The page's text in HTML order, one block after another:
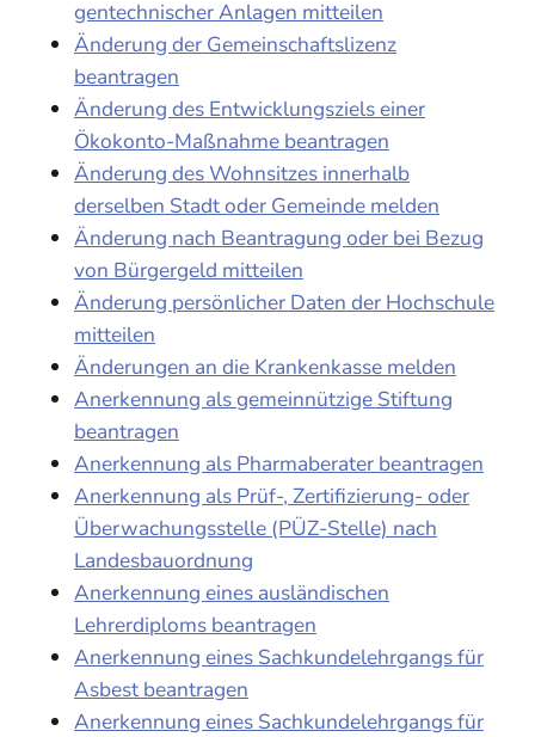
gentechnischer Anlagen mitteilen
Änderung der Gemeinschaftslizenz
beantragen
Änderung des Entwicklungsziels einer
Ökokonto-Maßnahme beantragen
Änderung des Wohnsitzes innerhalb
derselben Stadt oder Gemeinde melden
Änderung nach Beantragung oder bei Bezug
von Bürgergeld mitteilen
Änderung persönlicher Daten der Hochschule
mitteilen
Änderungen an die Krankenkasse melden
Anerkennung als gemeinnützige Stiftung
beantragen
Anerkennung als Pharmaberater beantragen
Anerkennung als Prüf-, Zertifizierung- oder
Überwachungsstelle (PÜZ-Stelle) nach
Landesbauordnung
Anerkennung eines ausländischen
Lehrerdiploms beantragen
Anerkennung eines Sachkundelehrgangs für
Asbest beantragen
Anerkennung eines Sachkundelehrgangs für